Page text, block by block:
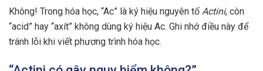
Không! Trong hóa học, “Ac” là ký hiệu nguyên tố Actini, còn
“acid” hay “axít” không dùng ký hiệu Ac. Ghi nhớ điều này để
tránh lỗi khi viết phương trình hóa học.